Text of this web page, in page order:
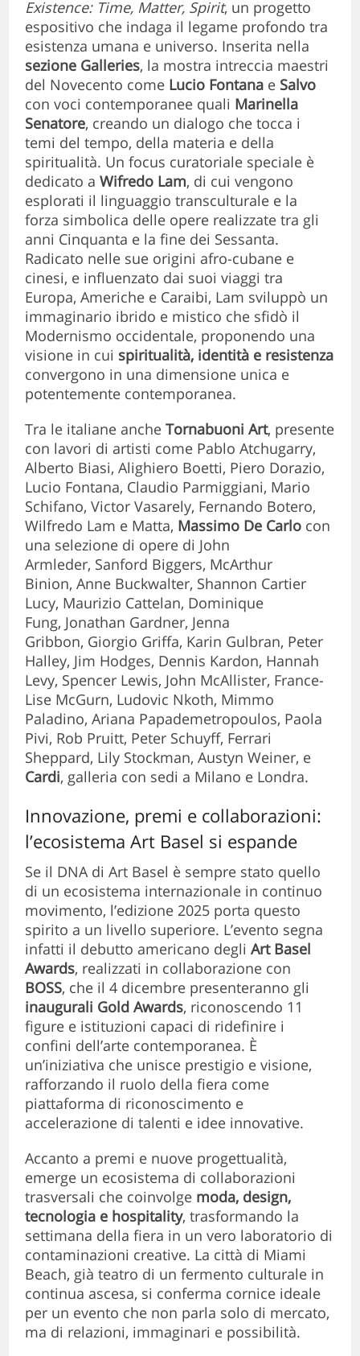
Existence: Time, Matter, Spirit, un progetto
espositivo che indaga il legame profondo tra
esistenza umana e universo. Inserita nella
sezione Galleries, la mostra intreccia maestri
del Novecento come Lucio Fontana e Salvo
con voci contemporanee quali Marinella
Senatore, creando un dialogo che tocca i
temi del tempo, della materia e della
spiritualità. Un focus curatoriale speciale è
dedicato aWifredo Lam, di cui vengono
esplorati il linguaggio transculturale e la
forza simbolica delle opere realizzate tra gli
anni Cinquanta e la fine dei Sessanta.
Radicato nelle sue origini afro-cubane e
cinesi, e influenzato dai suoi viaggi tra
Europa, Americhe e Caraibi, Lam sviluppò un
immaginario ibrido e mistico che sfidò il
Modernismo occidentale, proponendo una
visione in cui spiritualità, identità e resistenza
convergono in una dimensione unica e
potentemente contemporanea.
Tra le italiane ancheTornabuoni Art, presente
con lavori di artisti come Pablo Atchugarry,
Alberto Biasi, Alighiero Boetti, Piero Dorazio,
Lucio Fontana, Claudio Parmiggiani, Mario
Schifano, Victor Vasarely, Fernando Botero,
Wilfredo Lam e Matta, Massimo De Carlo con
una selezione di opere di John
Armleder, Sanford Biggers, McArthur
Binion, Anne Buckwalter, Shannon Cartier
Lucy, Maurizio Cattelan, Dominique
Fung, Jonathan Gardner, Jenna
Gribbon, Giorgio Griffa, Karin Gulbran, Peter
Halley, Jim Hodges, Dennis Kardon, Hannah
Levy, Spencer Lewis, John McAllister, France-
Lise McGurn, Ludovic Nkoth, Mimmo
Paladino, Ariana Papademetropoulos, Paola
Pivi, Rob Pruitt, Peter Schuyff, Ferrari
Sheppard, Lily Stockman, Austyn Weiner, e
Cardi, galleria con sedi a Milano e Londra.
Innovazione, premi e collaborazioni:
l’ecosistema Art Basel si espande
Se il DNA di Art Basel è sempre stato quello
di un ecosistema internazionale in continuo
movimento, l’edizione 2025 porta questo
spirito a un livello superiore. L’evento segna
infatti il debutto americano degliArt Basel
Awards, realizzati in collaborazione con
BOSS, che il 4 dicembre presenteranno gli
inaugurali Gold Awards, riconoscendo 11
figure e istituzioni capaci di ridefinire i
confini dell’arte contemporanea. È
un’iniziativa che unisce prestigio e visione,
rafforzando il ruolo della fiera come
piattaforma di riconoscimento e
accelerazione di talenti e idee innovative.
Accanto a premi e nuove progettualità,
emerge un ecosistema di collaborazioni
trasversali che coinvolge moda, design,
tecnologia e hospitality, trasformando la
settimana della fiera in un vero laboratorio di
contaminazioni creative. La città di Miami
Beach, già teatro di un fermento culturale in
continua ascesa, si conferma cornice ideale
per un evento che non parla solo di mercato,
ma di relazioni, immaginari e possibilità.